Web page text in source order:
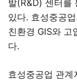
발(R&D) 센터를
있다. 효성중공
친환경 GIS와 고
다.
효성중공업 관계